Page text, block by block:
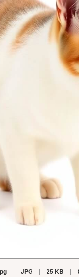
| JPG | 25 KB |